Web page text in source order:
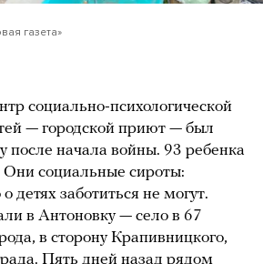
газета»
социально-психологической
— городской приют — был
после начала войны. 93 ребенка
Они социальные сироты:
детях заботиться не могут.
в Антоновку — село в 67
в сторону Крапивницкого,
Пять дней назад рядом